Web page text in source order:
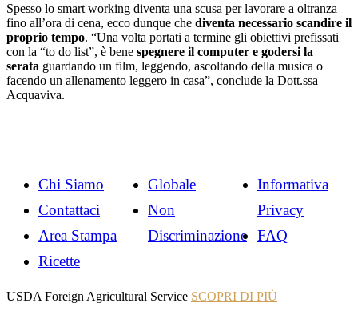
Spesso lo smart working diventa una scusa per lavorare a oltranza
fino all’ora di cena, ecco dunque che diventa necessario scandire il
proprio tempo. “Una volta portati a termine gli obiettivi prefissati
con la “to do list”, è bene spegnere il computer e godersi la
serata guardando un film, leggendo, ascoltando della musica o
facendo un allenamento leggero in casa”, conclude la Dott.ssa
Acquaviva.
Chi Siamo
Contattaci
Area Stampa
Ricette
Globale
Non
Discriminazione
Informativa
Privacy
FAQ
Instagram
Instagram
USDA Foreign Agricultural Service SCOPRI DI PIÙ